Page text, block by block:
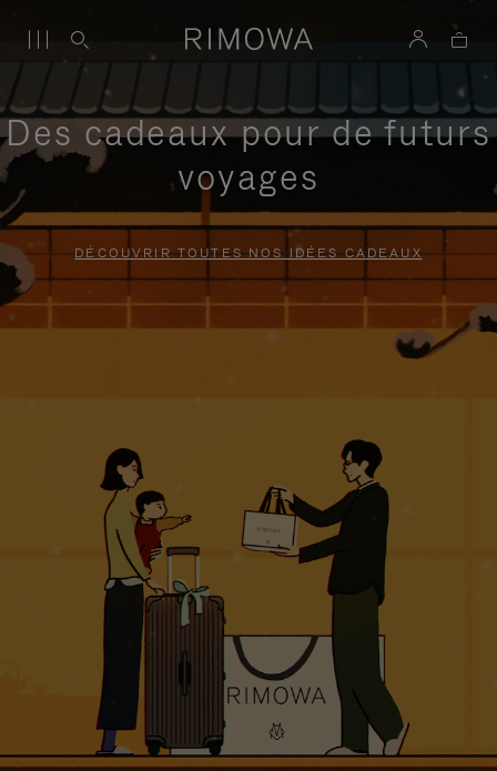
Des cadeaux pour de futurs
voyages
DÉCOUVRIR TOUTES NOS IDÉES CADEAUX